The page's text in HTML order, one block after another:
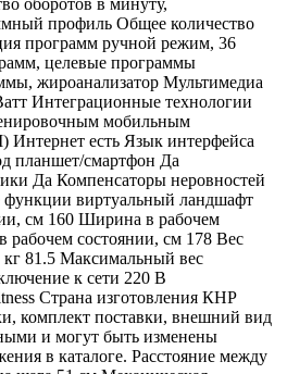
оборотов в минуту,
профиль Общее количество
программ ручной режим, 36
целевые программы
жироанализатор Мультимедиа
Интеграционные технологии
мобильным
есть Язык интерфейса
планшет/смартфон Да
Да Компенсаторы неровностей
виртуальный ландшафт
см 160 Ширина в рабочем
рабочем состоянии, см 178 Вес
кг 81.5 Максимальный вес
к сети 220 В
Страна изготовления КНР
комплект поставки, внешний вид
и могут быть изменены
в каталоге. Расстояние между